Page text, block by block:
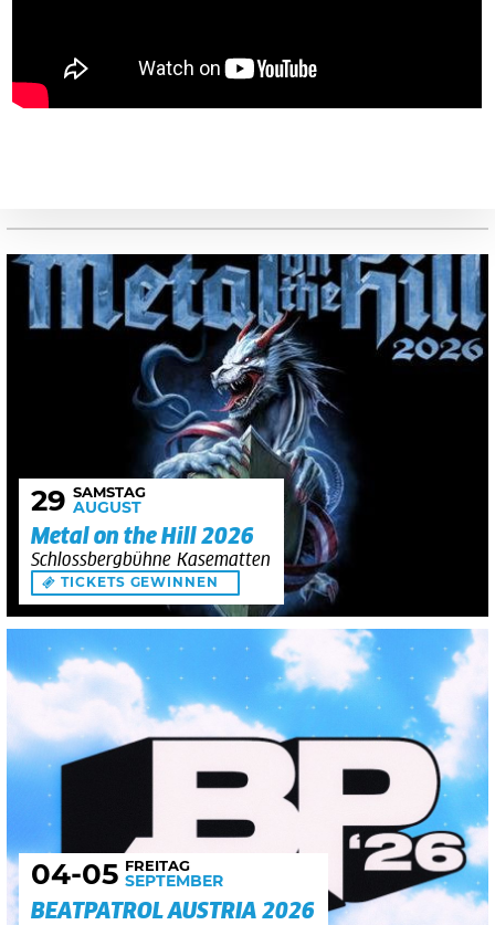
29 SAMSTAG
AUGUST
Metal on the Hill 2026
Schlossbergbühne Kasematten
TICKETS GEWINNEN
04-05 FREITAG
SEPTEMBER
BEATPATROL AUSTRIA 2026